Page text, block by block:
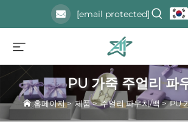
[email protected]
PU 가죽 주얼리 파
홈페이지>제품>주얼리 파우치/백>PU